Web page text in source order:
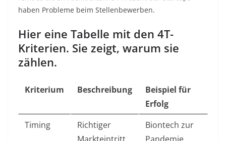
haben Probleme beim Stellenbewerben.​
Hier eine Tabelle mit den 4T-
Kriterien. Sie zeigt, warum sie
zählen.
Kriterium Beschreibung
Beispiel für
Erfolg
Timing
Richtiger
Biontech zur